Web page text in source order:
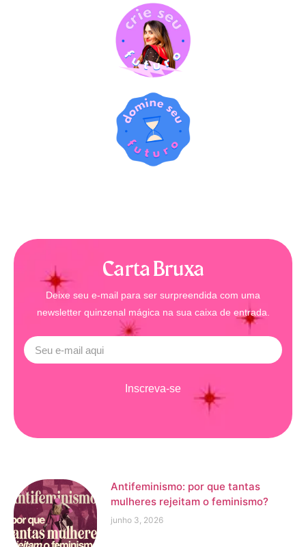
Carta Bruxa
Deixe seu e-mail para ser surpreendida com uma
newsletter quinzenal mágica na sua caixa de entrada.
Inscreva-se
Antifeminismo: por que tantas
mulheres rejeitam o feminismo?
junho 3, 2026